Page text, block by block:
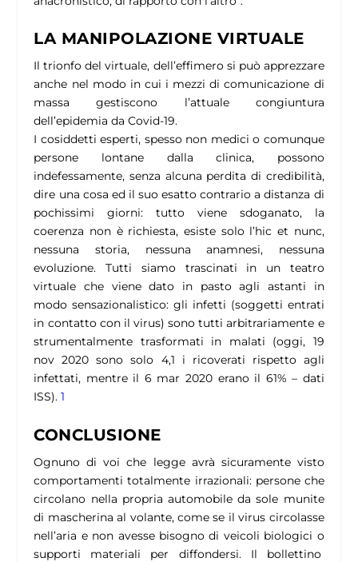
LA MANIPOLAZIONE VIRTUALE
Il trionfo del virtuale, dell’effimero si può apprezzare
anche nel modo in cui i mezzi di comunicazione di
massa gestiscono l’attuale congiuntura
dell’epidemia da Covid-19.
I cosiddetti esperti, spesso non medici o comunque
persone lontane dalla clinica, possono
indefessamente, senza alcuna perdita di credibilità,
dire una cosa ed il suo esatto contrario a distanza di
pochissimi giorni: tutto viene sdoganato, la
coerenza non è richiesta, esiste solo l’hic et nunc,
nessuna storia, nessuna anamnesi, nessuna
evoluzione.Tutti siamo trascinati in un teatro
virtuale che viene dato in pasto agli astanti in
modo sensazionalistico: gli infetti (soggetti entrati
in contatto con il virus) sono tutti arbitrariamente e
strumentalmente trasformati in malati (oggi, 19
nov 2020 sono solo 4,1 i ricoverati rispetto agli
infettati, mentre il 6 mar 2020 erano il 61% – dati
ISS).1
CONCLUSIONE
Ognuno di voi che legge avrà sicuramente visto
comportamenti totalmente irrazionali: persone che
circolano nella propria automobile da sole munite
di mascherina al volante, come se il virus circolasse
nell’aria e non avesse bisogno di veicoli biologici o
supporti materiali per diffondersi. Il bollettino